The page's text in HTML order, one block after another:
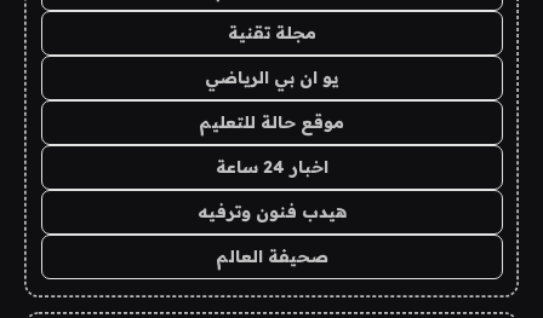
مجلة تقنية
يو ان بي الرياضي
موقع حالة للتعليم
اخبار 24 ساعة
هيدب فنون وترفيه
صحيفة العالم